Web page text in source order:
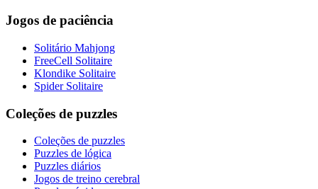
Jogos de paciência
Solitário Mahjong
FreeCell Solitaire
Klondike Solitaire
Spider Solitaire
Coleções de puzzles
Coleções de puzzles
Puzzles de lógica
Puzzles diários
Jogos de treino cerebral